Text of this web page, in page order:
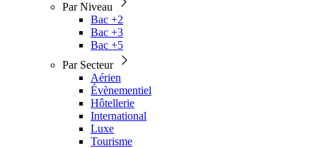
Par Niveau
Bac +2
Bac +3
Bac +5
Par Secteur
Aérien
Évènementiel
Hôtellerie
International
Luxe
Tourisme